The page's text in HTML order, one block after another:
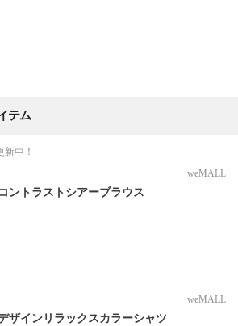
テム
中！
weMALL
コントラストシアーブラウス
weMALL
ザインリラックスカラーシャツ